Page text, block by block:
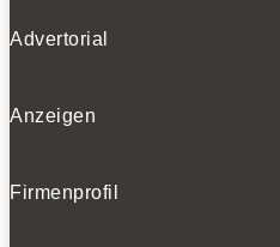
Advertorial
Anzeigen
Firmenprofil